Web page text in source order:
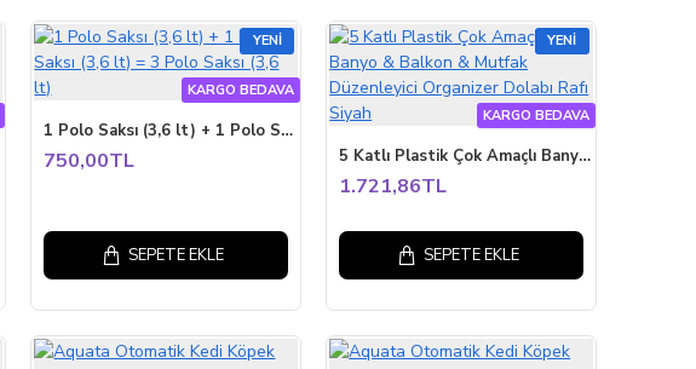
YENI
KARGO BEDAVA
1 Polo Saksı (3,6 lt) + 1 Polo Saksı (3,6 lt) = 3 Polo Saksı (3,6 lt)
750,00TL
SEPETE EKLE
YENI
KARGO BEDAVA
5 Katlı Plastik Çok Amaçlı Banyo & Balkon & Mutfak Düzenleyici Organizer Dolabı Rafı Siyah
1.721,86TL
SEPETE EKLE